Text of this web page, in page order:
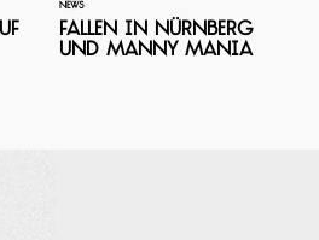
NEWS
Fallen in Nürnberg
und Manny Mania